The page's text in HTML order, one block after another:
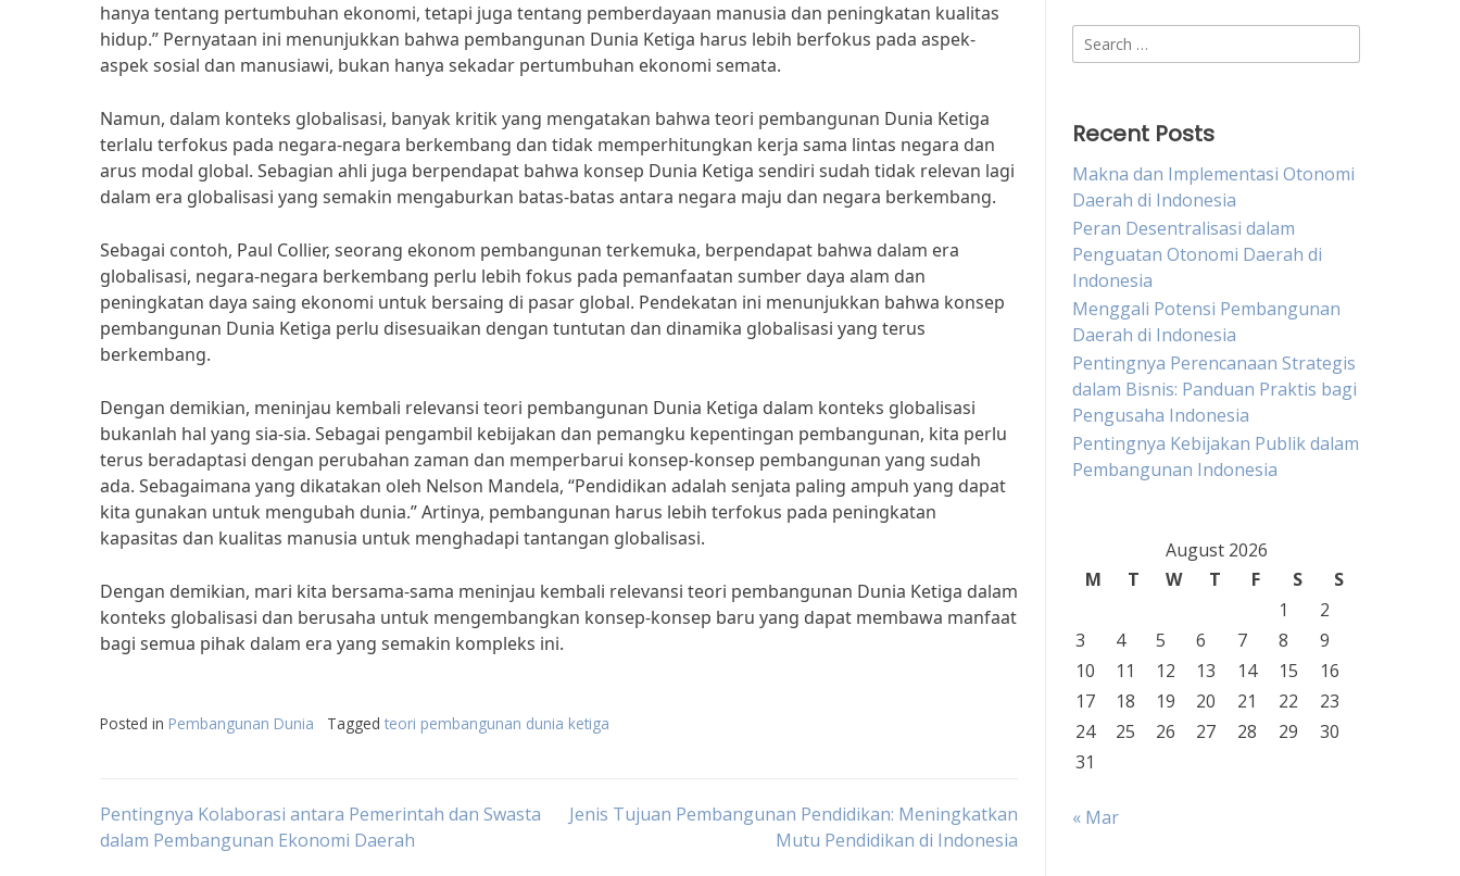
hanya tentang pertumbuhan ekonomi, tetapi juga tentang pemberdayaan manusia dan peningkatan kualitas
hidup.” Pernyataan ini menunjukkan bahwa pembangunan Dunia Ketiga harus lebih berfokus pada aspek-
aspek sosial dan manusiawi, bukan hanya sekadar pertumbuhan ekonomi semata.
Namun, dalam konteks globalisasi, banyak kritik yang mengatakan bahwa teori pembangunan Dunia Ketiga
terlalu terfokus pada negara-negara berkembang dan tidak memperhitungkan kerja sama lintas negara dan
arus modal global. Sebagian ahli juga berpendapat bahwa konsep Dunia Ketiga sendiri sudah tidak relevan lagi
dalam era globalisasi yang semakin mengaburkan batas-batas antara negara maju dan negara berkembang.
Sebagai contoh, Paul Collier, seorang ekonom pembangunan terkemuka, berpendapat bahwa dalam era
globalisasi, negara-negara berkembang perlu lebih fokus pada pemanfaatan sumber daya alam dan
peningkatan daya saing ekonomi untuk bersaing di pasar global. Pendekatan ini menunjukkan bahwa konsep
pembangunan Dunia Ketiga perlu disesuaikan dengan tuntutan dan dinamika globalisasi yang terus
berkembang.
Dengan demikian, meninjau kembali relevansi teori pembangunan Dunia Ketiga dalam konteks globalisasi
bukanlah hal yang sia-sia. Sebagai pengambil kebijakan dan pemangku kepentingan pembangunan, kita perlu
terus beradaptasi dengan perubahan zaman dan memperbarui konsep-konsep pembangunan yang sudah
ada. Sebagaimana yang dikatakan oleh Nelson Mandela, “Pendidikan adalah senjata paling ampuh yang dapat
kita gunakan untuk mengubah dunia.” Artinya, pembangunan harus lebih terfokus pada peningkatan
kapasitas dan kualitas manusia untuk menghadapi tantangan globalisasi.
Dengan demikian, mari kita bersama-sama meninjau kembali relevansi teori pembangunan Dunia Ketiga dalam
konteks globalisasi dan berusaha untuk mengembangkan konsep-konsep baru yang dapat membawa manfaat
bagi semua pihak dalam era yang semakin kompleks ini.
Posted in Pembangunan Dunia Tagged teori pembangunan dunia ketiga
Post
Pentingnya Kolaborasi antara Pemerintah dan Swasta
dalam Pembangunan Ekonomi Daerah
Jenis Tujuan Pembangunan Pendidikan: Meningkatkan
Mutu Pendidikan di Indonesia
Search
for:
Recent Posts
Makna dan Implementasi Otonomi
Daerah di Indonesia
Peran Desentralisasi dalam
Penguatan Otonomi Daerah di
Indonesia
Menggali Potensi Pembangunan
Daerah di Indonesia
Pentingnya Perencanaan Strategis
dalam Bisnis: Panduan Praktis bagi
Pengusaha Indonesia
Pentingnya Kebijakan Publik dalam
Pembangunan Indonesia
August 2026
M
T W T F S
S
1
2
3
4 5 6 7 8
9
10
11 12 13 14 15
16
17
18 19 20 21 22
23
24
25 26 27 28 29
30
31
« Mar